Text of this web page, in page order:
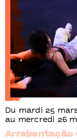
Du mardi 25
au mercredi 26
Arrebentação